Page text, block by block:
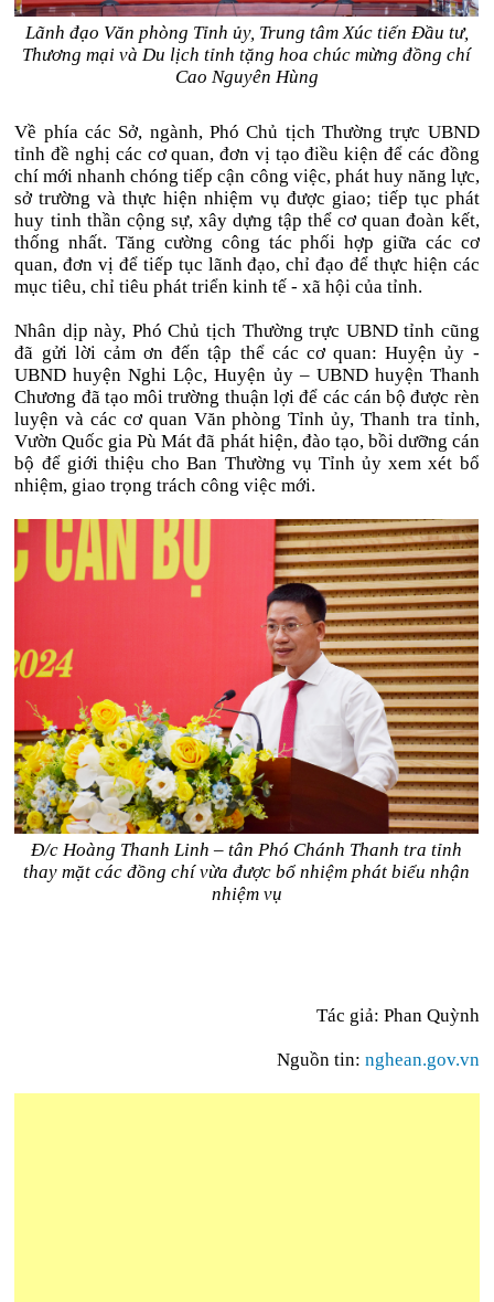
Lãnh đạo Văn phòng Tỉnh ủy, Trung tâm Xúc tiến Đầu tư,
Thương mại và Du lịch tỉnh tặng hoa chúc mừng đồng chí
Cao Nguyên Hùng
Về phía các Sở, ngành, Phó Chủ tịch Thường trực UBND
tỉnh đề nghị các cơ quan, đơn vị tạo điều kiện để các đồng
chí mới nhanh chóng tiếp cận công việc, phát huy năng lực,
sở trường và thực hiện nhiệm vụ được giao; tiếp tục phát
huy tinh thần cộng sự, xây dựng tập thể cơ quan đoàn kết,
thống nhất. Tăng cường công tác phối hợp giữa các cơ
quan, đơn vị để tiếp tục lãnh đạo, chỉ đạo để thực hiện các
mục tiêu, chỉ tiêu phát triển kinh tế - xã hội của tỉnh.
Nhân dịp này, Phó Chủ tịch Thường trực UBND tỉnh cũng
đã gửi lời cảm ơn đến tập thể các cơ quan: Huyện ủy -
UBND huyện Nghi Lộc, Huyện ủy – UBND huyện Thanh
Chương đã tạo môi trường thuận lợi để các cán bộ được rèn
luyện và các cơ quan Văn phòng Tỉnh ủy, Thanh tra tỉnh,
Vườn Quốc gia Pù Mát đã phát hiện, đào tạo, bồi dưỡng cán
bộ để giới thiệu cho Ban Thường vụ Tỉnh ủy xem xét bổ
nhiệm, giao trọng trách công việc mới.
Đ/c Hoàng Thanh Linh – tân Phó Chánh Thanh tra tỉnh
thay mặt các đồng chí vừa được bổ nhiệm phát biểu nhận
nhiệm vụ
Tác giả: Phan Quỳnh
Nguồn tin: nghean.gov.vn